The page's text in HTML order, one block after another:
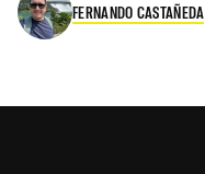
FERNANDO CASTAÑEDA